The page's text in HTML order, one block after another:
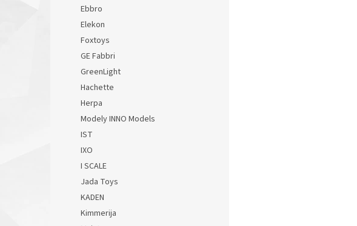
Ebbro
Elekon
Foxtoys
GE Fabbri
GreenLight
Hachette
Herpa
Modely INNO Models
IST
IXO
I SCALE
Jada Toys
KADEN
Kimmerija